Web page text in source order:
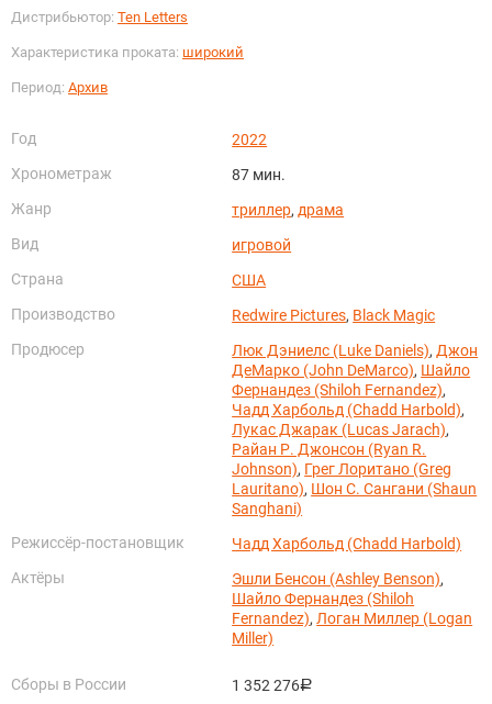
Дистрибьютор: Ten Letters
Характеристика проката: широкий
Период: Архив
Год
2022
Хронометраж
87 мин.
Жанр
триллер, драма
Вид
игровой
Страна
США
Производство
Redwire Pictures, Black Magic
Продюсер
Люк Дэниелс (Luke Daniels), Джон
ДеМарко (John DeMarco), Шайло
Фернандез (Shiloh Fernandez),
Чадд Харбольд (Chadd Harbold),
Лукас Джарак (Lucas Jarach),
Райан Р. Джонсон (Ryan R.
Johnson), Грег Лоритано (Greg
Lauritano), Шон С. Сангани (Shaun
Sanghani)
Режиссёр-постановщик
Чадд Харбольд (Chadd Harbold)
Актёры
Эшли Бенсон (Ashley Benson),
Шайло Фернандез (Shiloh
Fernandez), Логан Миллер (Logan
Miller)
Сборы в России 1 352 276руб.